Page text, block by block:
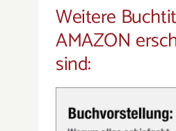
Weitere
AMAZON
sind: